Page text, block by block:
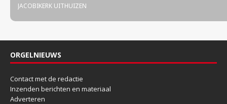
JACOBIKERK UITHUIZEN
ORGELNIEUWS
Contact met de redactie
Inzenden berichten en materiaal
Adverteren